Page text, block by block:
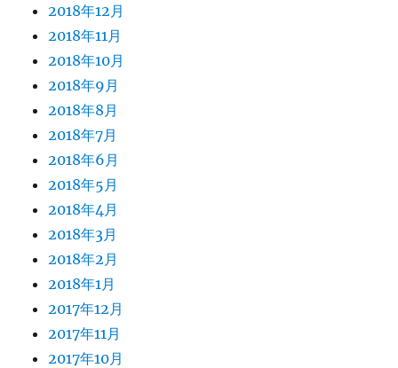
2018年12月
2018年11月
2018年10月
2018年9月
2018年8月
2018年7月
2018年6月
2018年5月
2018年4月
2018年3月
2018年2月
2018年1月
2017年12月
2017年11月
2017年10月